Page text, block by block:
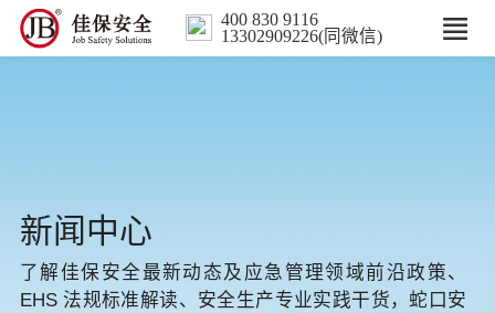
400 830 9116
13302909226(同微信)
数智解决方案
行业案例
新闻中心
了解佳保安全最新动态及应急管理领域前沿政策、
EHS 法规标准解读、安全生产专业实践干货，蛇口安